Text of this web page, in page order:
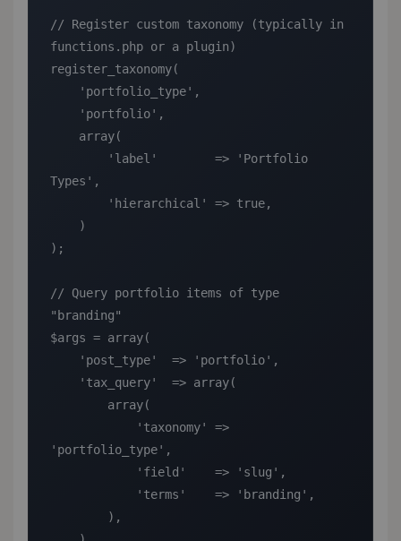
// Register custom taxonomy (typically in
functions.php or a plugin)
register_taxonomy(
Types',
);
// Query portfolio items of type
"branding"
$args = array(
'portfolio_type',